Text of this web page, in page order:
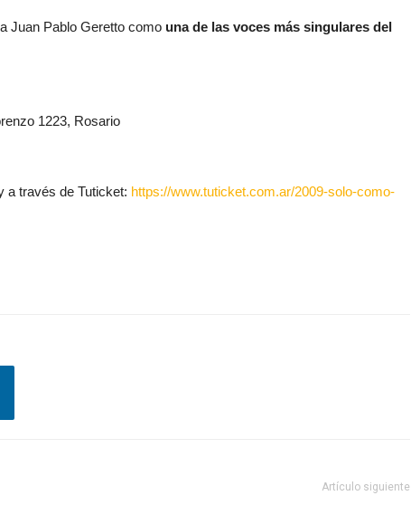
Juan Pablo Geretto como una de las voces más singulares del
1223, Rosario
a través de Tuticket: https://www.tuticket.com.ar/2009-solo-como-
Artículo siguiente